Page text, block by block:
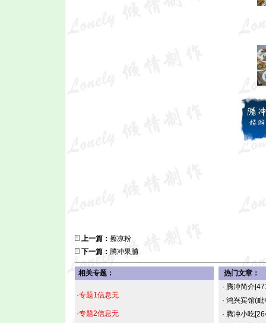
上一篇： 擦凉粉
下一篇： 腾冲果脯
相关专题：
·专题1信息无
·专题2信息无
热门文章：
· 腾冲简介
· 鸿兴宾馆(
· 腾冲小吃